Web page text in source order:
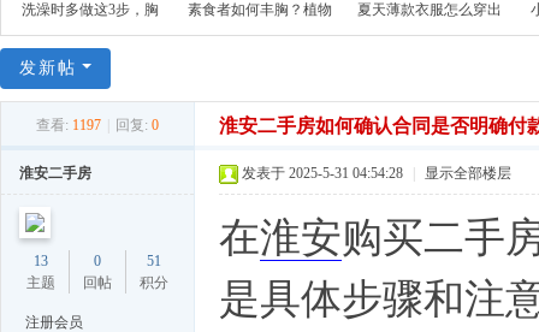
洗澡时多做这3步，胸 素食者如何丰胸？植物 夏天薄款衣服怎么穿出
发新帖
查看: 1197 回复: 0 淮安二手房如何确认合同是否明确付
淮安二手房
13
主题
0
回帖
51
积分
注册会员
发表于 2025-5-31 04:54:28 显示全部楼层
在淮安购买二手
是具体步骤和注